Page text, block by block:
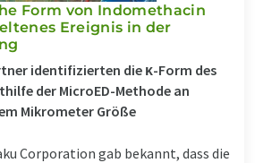
Form von Indomethacin
Ereignis in der
identifizierten die κ-Form des
der MicroED-Methode an
Mikrometer Größe
Corporation gab bekannt, dass die